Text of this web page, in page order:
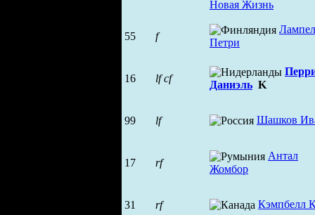
55 f
Петри
16 lf cf
Даниэль K
99 lf Шашков
17 rf
Антал
Жомбор
31 rf Кэмпбелл